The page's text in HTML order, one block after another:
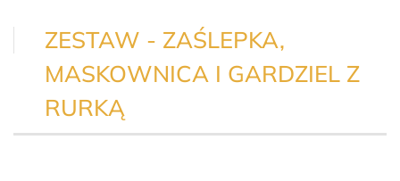
ZESTAW - ZAŚLEPKA,
MASKOWNICA I GARDZIEL Z
RURKĄ